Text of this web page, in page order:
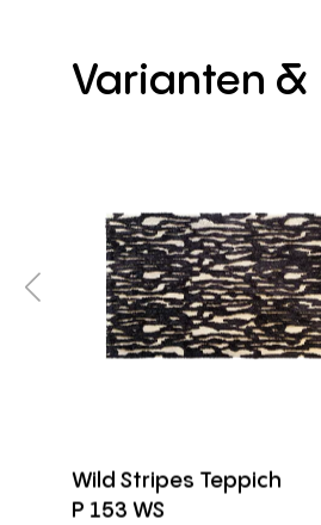
Varianten &
Wild Stripes Teppich
P 153 WS